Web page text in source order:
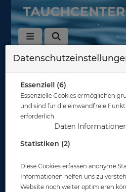
Zurück
Essenziell (6)
Essenzielle Cookies ermöglichen
und sind für die einwandfreie
erforderlich.
Daten
Statistiken (2)
Diese Cookies erfassen anonyme
Informationen helfen uns zu
Website noch weiter optimieren